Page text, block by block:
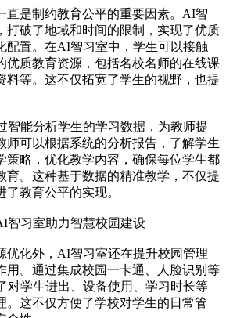
直是制约教育公平的重要因素。AI智
打破了地域和时间的限制，实现了优质
配置。在AI智习室中，学生可以接触
优质教育资源，包括名校名师的在线课
料等。这不仅拓宽了学生的视野，也提
智能分析学生的学习数据，为教师提
师可以根据系统的分析报告，了解学生
策略，优化教学内容，确保每位学生都
育。这种基于数据的精准教学，不仅提
教育公平的实现。
智习室助力智慧校园建设
优化外，AI智习室还在提升校园管理
用。通过集成校园一卡通、人脸识别等
对学生进出、设备使用、学习时长等
。这不仅方便了学校对学生的日常管